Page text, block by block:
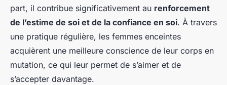
part, il contribue significativement au renforcement
de l’estime de soi et de la confiance en soi. À travers
une pratique régulière, les femmes enceintes
acquièrent une meilleure conscience de leur corps en
mutation, ce qui leur permet de s’aimer et de
s’accepter davantage.